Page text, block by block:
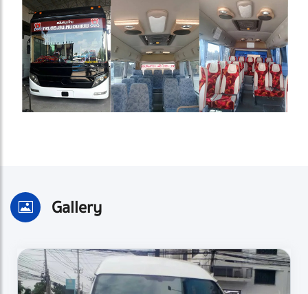
Gallery